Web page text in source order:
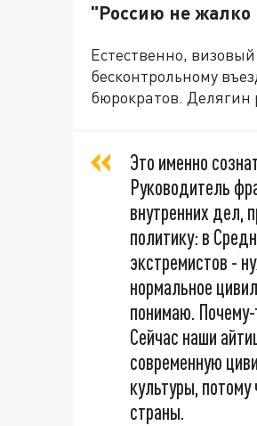
"Россию не жалко
Естественно,
бесконтрольному
бюрократов. Делягин
Это именно
Руководитель
внутренних дел,
политику: в
экстремистов -
нормальное
понимаю.
Сейчас наши
современную
культуры,
страны.